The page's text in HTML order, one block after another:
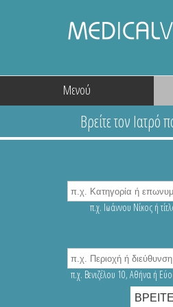
Μενού
π.χ. Ιωάννου Νίκος ή
π.χ. Βενιζέλου 10, Αθήνα ή